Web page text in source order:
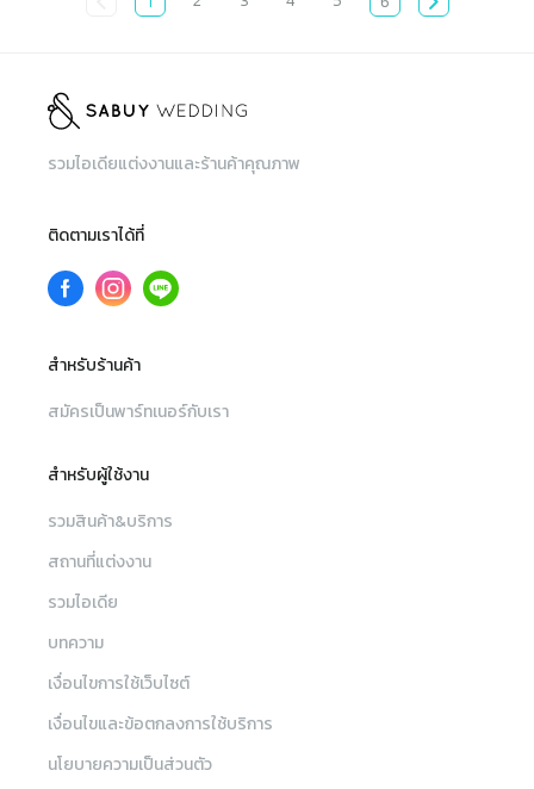
รวมไอเดียแต่งงานและร้านค้าคุณภาพ
ติดตามเราได้ที่
สำหรับร้านค้า
สมัครเป็นพาร์ทเนอร์กับเรา
สำหรับผู้ใช้งาน
รวมสินค้า&บริการ
สถานที่แต่งงาน
รวมไอเดีย
บทความ
เงื่อนไขการใช้เว็บไซต์
เงื่อนไขและข้อตกลงการใช้บริการ
นโยบายความเป็นส่วนตัว